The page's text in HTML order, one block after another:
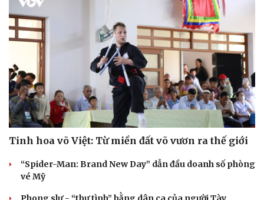
Tinh hoa võ Việt: Từ miền đất võ vươn ra thế giới
“Spider-Man: Brand New Day” dẫn đầu doanh số phòng
vé Mỹ